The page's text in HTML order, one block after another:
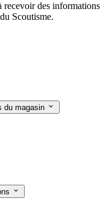
recevoir des informations
Scoutisme.
du magasin 
